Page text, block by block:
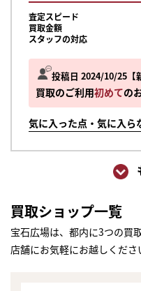
投稿日 2024/10/25
買取のご利用初めての
気に入った点・気に入ら
査定スピード
買取金額
スタッフの対応
買取ショップ一覧
宝石広場は、都内に3つの買
店舗にお気軽にお越しくださ